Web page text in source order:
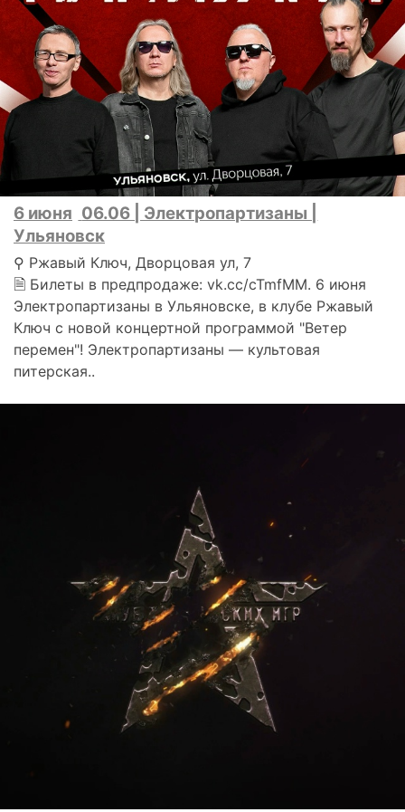
6 июня 06.06 | Электропартизаны |
Ульяновск
⚲ Ржавый Ключ, Дворцовая ул, 7
🗎 Билеты в предпродаже: vk.cc/cTmfMM. 6 июня
Электропартизаны в Ульяновске, в клубе Ржавый
Ключ c новой концертной программой "Ветер
перемен"! Электропартизаны — культовая
питерская..